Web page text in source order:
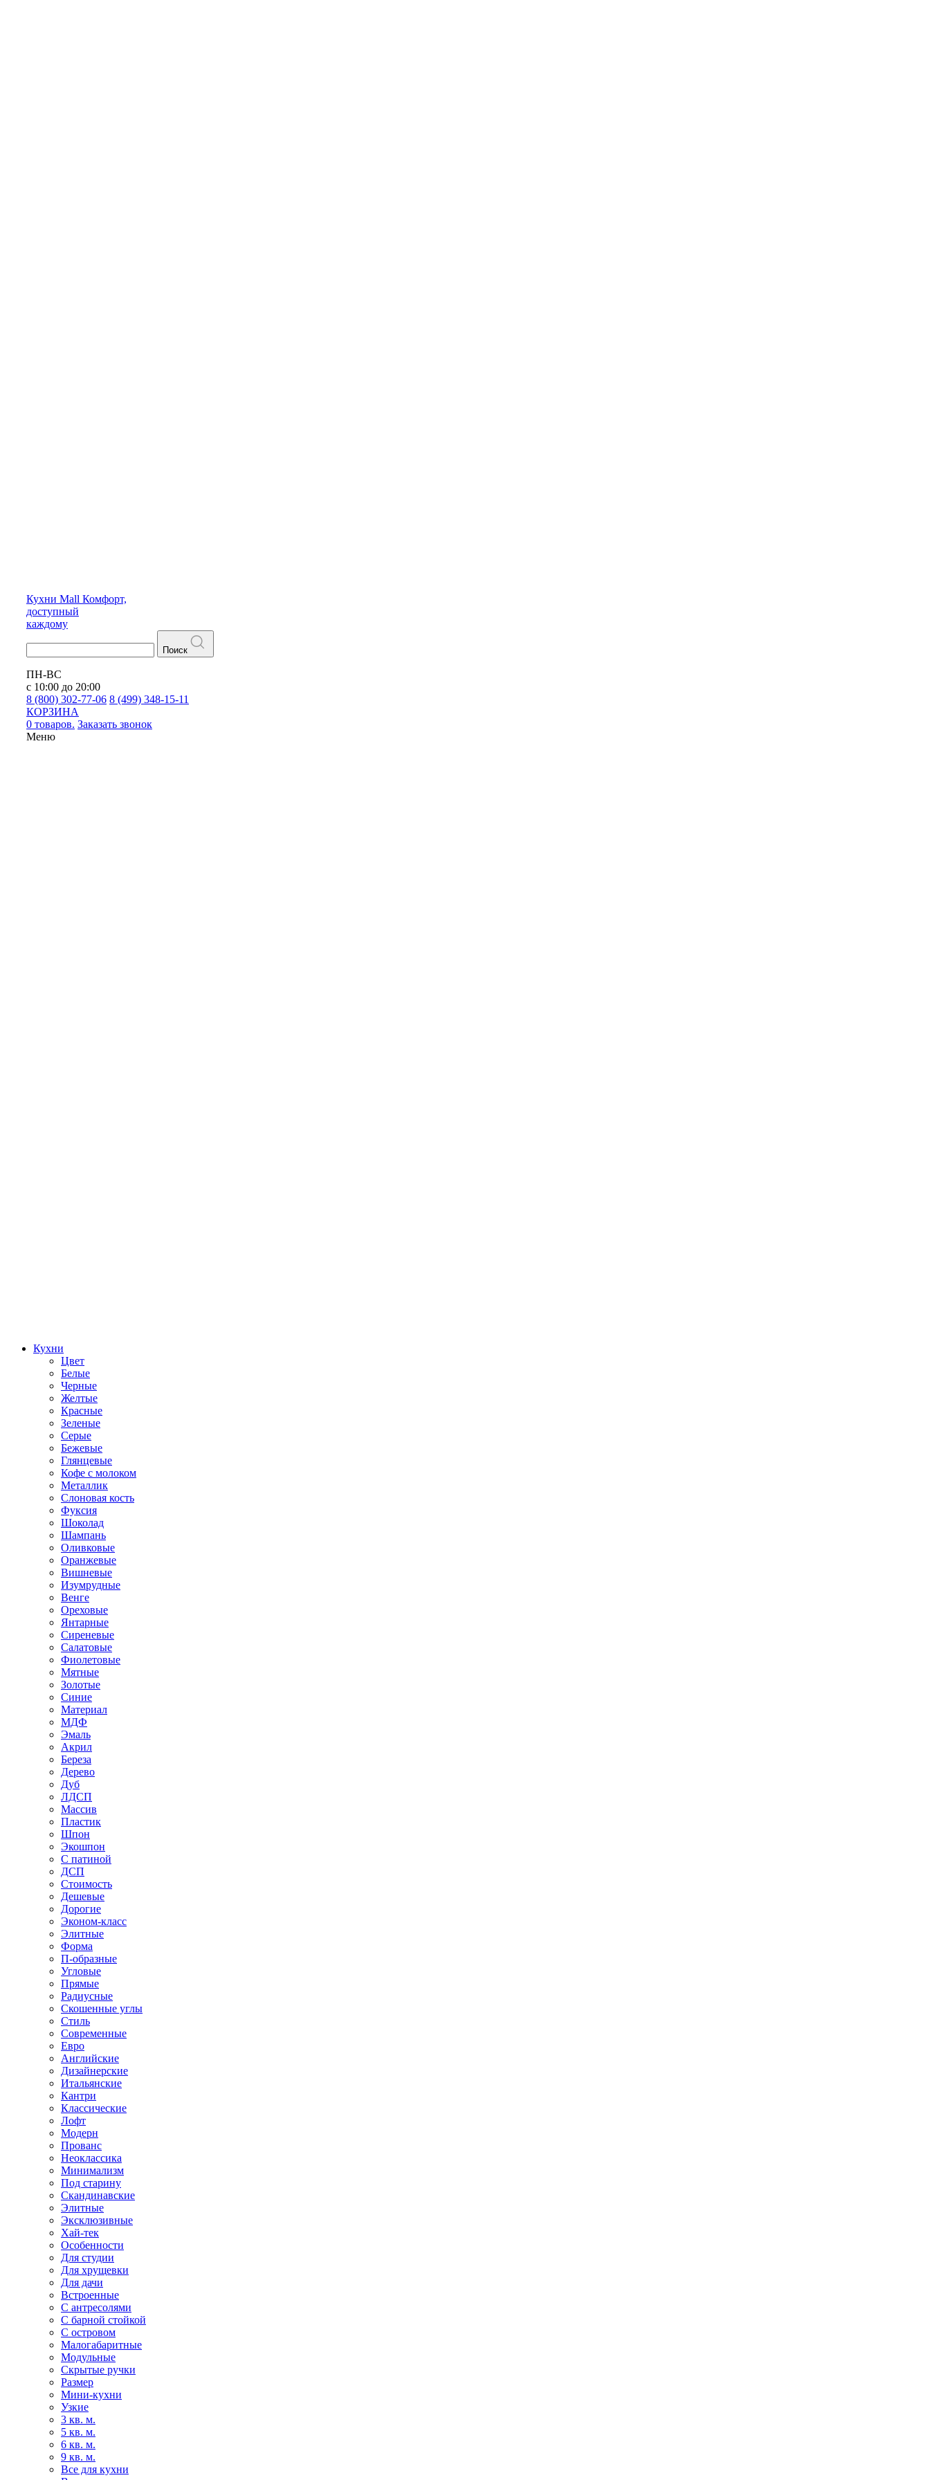
Кухни Mall Комфорт,
доступный
каждому
Поиск
ПН-ВС
с 10:00 до 20:00
8 (800) 302-77-06 8 (499) 348-15-11
КОРЗИНА
0 товаров. Заказать звонок
Меню
Кухни
Цвет
Белые
Черные
Желтые
Красные
Зеленые
Серые
Бежевые
Глянцевые
Кофе с молоком
Металлик
Слоновая кость
Фуксия
Шоколад
Шампань
Оливковые
Оранжевые
Вишневые
Изумрудные
Венге
Ореховые
Янтарные
Сиреневые
Салатовые
Фиолетовые
Мятные
Золотые
Синие
Материал
МДФ
Эмаль
Акрил
Береза
Дерево
Дуб
ЛДСП
Массив
Пластик
Шпон
Экошпон
С патиной
ДСП
Стоимость
Дешевые
Дорогие
Эконом-класс
Элитные
Форма
П-образные
Угловые
Прямые
Радиусные
Скошенные углы
Стиль
Современные
Евро
Английские
Дизайнерские
Итальянские
Кантри
Классические
Лофт
Модерн
Прованс
Неоклассика
Минимализм
Под старину
Скандинавские
Элитные
Эксклюзивные
Хай-тек
Особенности
Для студии
Для хрущевки
Для дачи
Встроенные
С антресолями
С барной стойкой
С островом
Малогабаритные
Модульные
Скрытые ручки
Размер
Мини-кухни
Узкие
3 кв. м.
5 кв. м.
6 кв. м.
9 кв. м.
Все для кухни